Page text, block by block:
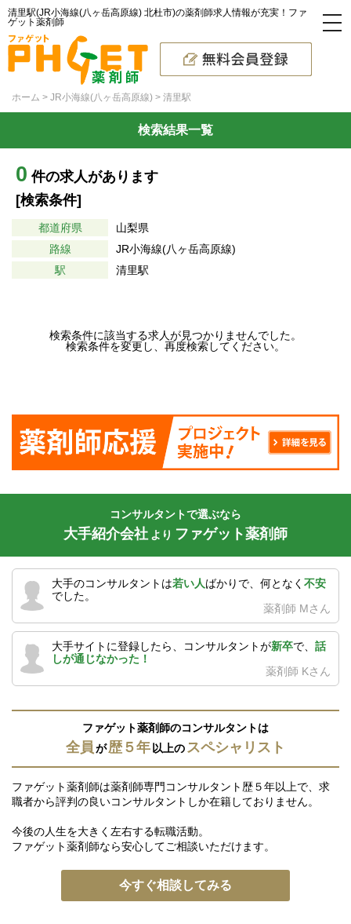
清里駅(JR小海線(八ヶ岳高原線) 北杜市)の薬剤師求人情報が充実！ファ
ゲット薬剤師
ホーム JR小海線(八ヶ岳高原線) 清里駅
検索結果一覧
0 件の求人があります
[検索条件]
都道府県
山梨県
路線
JR小海線(八ヶ岳高原線)
駅
清里駅
検索条件に該当する求人が見つかりませんでした。
検索条件を変更し、再度検索してください。
コンサルタントで選ぶなら
大手紹介会社 より ファゲット薬剤師
大手のコンサルタントは若い人ばかりで、何となく 不安
でした。
薬剤師 Mさん
大手サイトに登録したら、コンサルタントが新卒で、 話
しが通じなかった！
薬剤師 Kさん
ファゲット薬剤師のコンサルタントは
全員が歴５年 以上の スペシャリスト
ファゲット薬剤師は薬剤師専門コンサルタント歴５年以上で、求
職者から評判の良いコンサルタントしか在籍しておりません。
今後の人生を大きく左右する転職活動。
ファゲット薬剤師なら安心してご相談いただけます。
今すぐ相談してみる